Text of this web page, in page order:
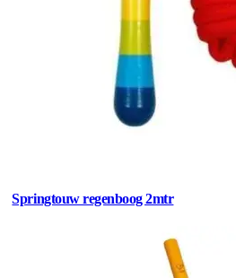
Springtouw regenboog 2mtr